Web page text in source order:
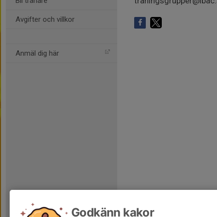
Avgifter och villkor
Anmäl dig här
Godkänn kakor